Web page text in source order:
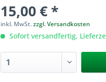
15,00 € *
inkl. MwSt.zzgl. Versandkosten
Sofort versandfertig,